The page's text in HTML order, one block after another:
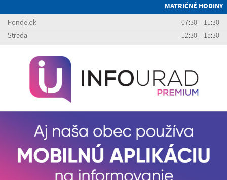
MATRIČNÉ HODINY
Pondelok
07:30 – 11:30
Streda
12:30 – 15:30